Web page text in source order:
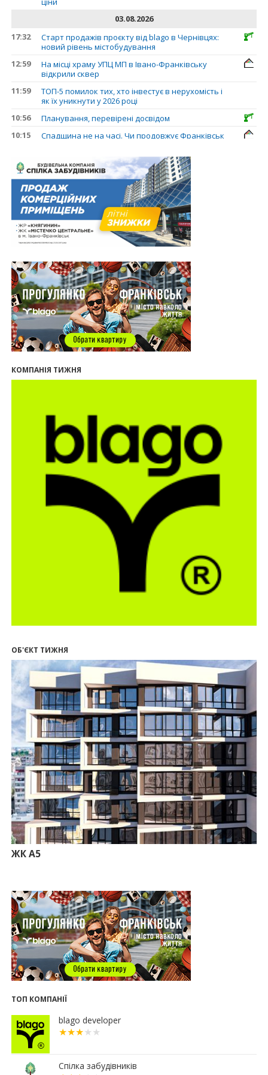
03.08.2026
17:32
Старт продажів проєкту від blago в Чернівцях:
новий рівень містобудування
12:59
На місці храму УПЦ МП в Івано-Франківську
відкрили сквер
11:59
ТОП-5 помилок тих, хто інвестує в нерухомість і
як їх уникнути у 2026 році
10:56
Планування, перевірені досвідом
10:15
Спадщина не на часі. Чи продовжує Франківськ
31.07.2026
13:35
У Франківську анонсували новий житловий
масив «Надрічний»
30.07.2026
15:01
Ринок житла зміщується на захід: Франківськ —
серед лідерів за зростанням цін на новобудови
Панчишин про спадщину, забудову та
майбутнє міста
29.07.2026
13:31
Спадщина не на часі. Чи продовжує Франківськ
втрачати пам’ятки?
12:26
В Івано-Франківську розпочали будівництво
нового житлового масиву «Надрічний»
фахівців ринку нерухомості та девелоперів
для Івано-Франківська
Поліція затримала банду, яка привласнили
квартири у Києві та Франківську на понад 2,6
млн гривень
22.07.2026
Літо вигідних інвестицій: комерційні
приміщення зі знижками
21.07.2026
Як вибрати кольори для кухні у 2026 році
20.07.2026
У Поляниці та Франківську прокуратура стягує
понад 13 млн грн пайових внесків
17.07.2026
Введено в експлуатацію першу секцію ЖК
SKYGARDEN
11:50
Ведення фасадних робіт у 36 корпусі ЖР
“Княгинин”
09:24
Новобудови Франківська стрімко дорожчають:
скільки в середньому коштує квадратний метр
15.07.2026
12:06
На Франківщині житло за «єОселею» дешевше
на 21%
13.07.2026
10:56
У Франківську не знайшлося охочих купити
офісний комплекс збанкрутілої компанії з групи
«Приват»
09:25
Податок на нерухомість з 1 липня: як дізнатися
суму і правильно сплатити кошти
правила «єОселі» працюють на Прикарпатті
08.07.2026
14:00
Як поєднувати кольори в інтер’єрі: тренди 2026
року
12:38
Компанія співвласниці "Буковелю" викупить
землю в центрі Івано-Франківська
10:22
Прокуратура вимагає повернути 34 гектари
16:47
Дешевші, але недоступні: скільки коштує житло
за програмою «єОселя» в містах заходу України
13:44
Сільські будинки в західному регіоні
дорожчають у рази швидше, ніж в містах
КОМПАНІЯ ТИЖНЯ
ОБ'ЄКТ ТИЖНЯ
ЖК А5
ТОП КОМПАНІЇ
blago developer
Спілка забудівників